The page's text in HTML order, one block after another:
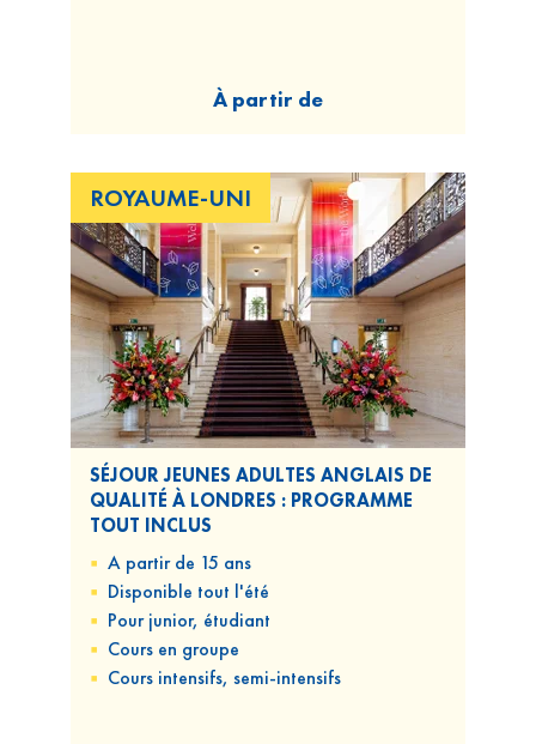
À partir de
ROYAUME-UNI
SÉJOUR JEUNES ADULTES ANGLAIS DE
QUALITÉ À LONDRES : PROGRAMME
TOUT INCLUS
A partir de 15 ans
Disponible tout l'été
Pour junior, étudiant
Cours en groupe
Cours intensifs, semi-intensifs